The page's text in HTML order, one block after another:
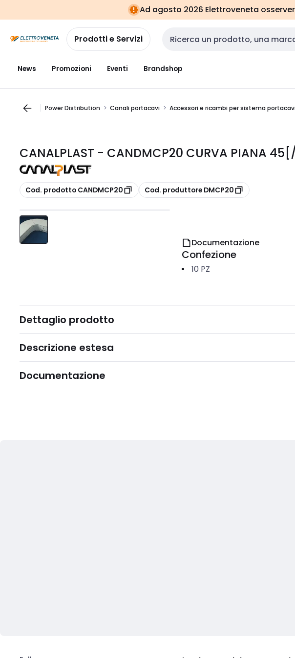
navigazionealla
pagina
Ad agosto 2026 Elettroveneta
Prodotti e Servizi Cerca input
News Promozioni Eventi Brandshop
Power Distribution Canali portacavi Accessori e ricambi per sistema
CANALPLAST - CANDMCP20 CURVA PIANA
copia
Cod. prodotto CANDMCP20 copia
Cod. produttore DMCP20
Documentazione
Confezione
10 PZ
Dettaglio prodotto
Descrizione estesa
Documentazione